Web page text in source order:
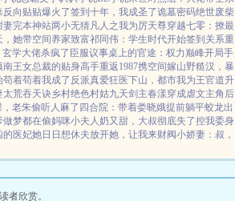
向贴贴爆火了签到十年，我成圣了诡墓密码绝世废柴
妻完本神站两小无猜凡人之我为厉天尊穿越七零：撩最
，她带空间养家致富祁同伟：学生时代开始签到关系重
学大佬杀疯了 臣服议事桌上的官途：权力巅峰开局手
南王女总裁的贴身高手重返1987携空间嫁山野糙汉，暴
苟着苟着我成了反派真爱狂医下山，都市我为王官道升
太荒吞天诀乡村绝色村姑九天剑主春漾穿成虐文主角后
老朱偷听人麻了 四合院：带着娄晓娥提前躺平蛟龙出
做梦都在偷妈咪小夫人奶又甜，大叔彻底失了控我委身
的 医妃她日日想休夫放开她，让我来财阀小娇妻：叔，
者欣赏。